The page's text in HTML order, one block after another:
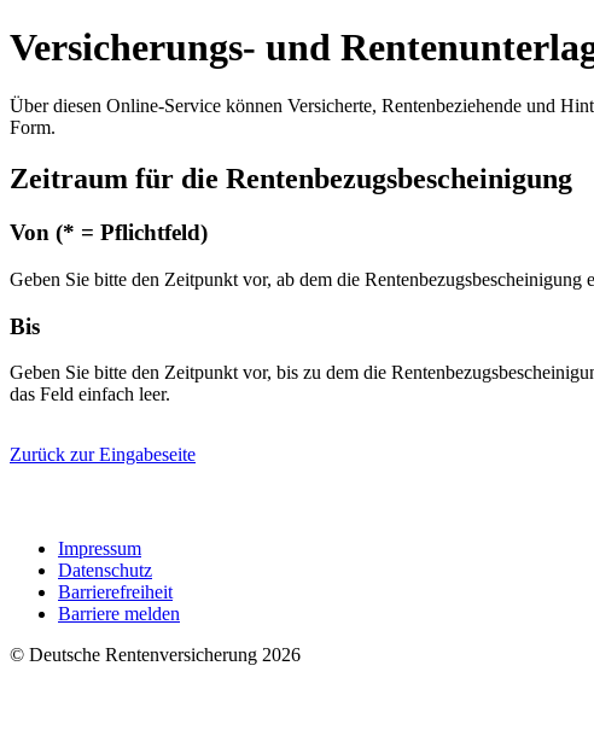
Versicherungs- und
Über diesen Online-Service können Versicherte, Rentenbeziehende und
Form.
Zeitraum für die Rentenbezugsbescheinigung
Von (* = Pflichtfeld)
Geben Sie bitte den Zeitpunkt vor, ab dem die
Bis
Geben Sie bitte den Zeitpunkt vor, bis zu dem die
das Feld einfach leer.
Zurück zur Eingabeseite
Impressum
Datenschutz
Barrierefreiheit
Barriere melden
© Deutsche Rentenversicherung 2026